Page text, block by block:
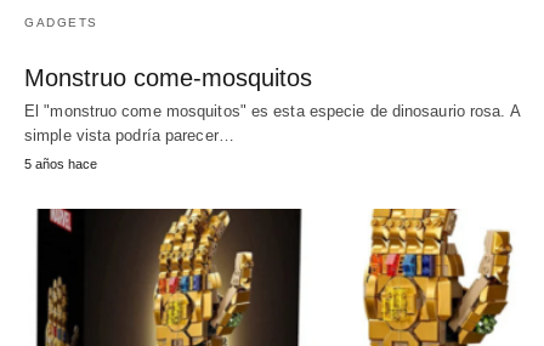
GADGETS
Monstruo come-mosquitos
El "monstruo come mosquitos" es esta especie de dinosaurio rosa. A
simple vista podría parecer…
5 años hace